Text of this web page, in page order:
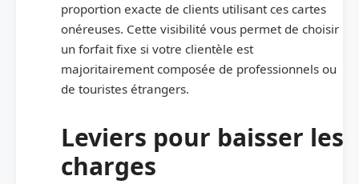
proportion exacte de clients utilisant ces cartes
onéreuses. Cette visibilité vous permet de choisir
un forfait fixe si votre clientèle est
majoritairement composée de professionnels ou
de touristes étrangers.
Leviers pour baisser les
charges